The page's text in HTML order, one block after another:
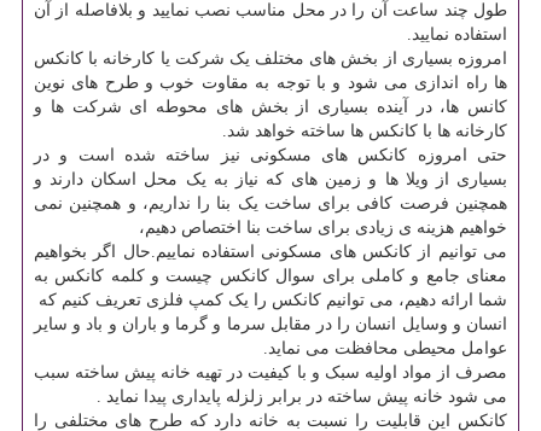
طول چند ساعت آن را در محل مناسب نصب نمایید و بلافاصله از آن
استفاده نمایید.
امروزه بسیاری از بخش های مختلف یک شرکت یا کارخانه با کانکس
ها راه اندازی می شود و با توجه به مقاوت خوب و طرح های نوین
کانس ها، در آینده بسیاری از بخش های محوطه ای شرکت ها و
کارخانه ها با کانکس ها ساخته خواهد شد.
حتی امروزه کانکس های مسکونی نیز ساخته شده است و در
بسیاری از ویلا ها و زمین های که نیاز به یک محل اسکان دارند و
همچنین فرصت کافی برای ساخت یک بنا را نداریم، و همچنین نمی
خواهیم هزینه ی زیادی برای ساخت بنا اختصاص دهیم،
می توانیم از کانکس های مسکونی استفاده نماییم.حال اگر بخواهیم
معنای جامع و کاملی برای سوال کانکس چیست و کلمه کانکس به
شما ارائه دهیم، می توانیم کانکس را یک کمپ فلزی تعریف کنیم که
انسان و وسایل انسان را در مقابل سرما و گرما و باران و باد و سایر
عوامل محیطی محافظت می نماید.
مصرف از مواد اولیه سبک و با کیفیت در تهیه خانه پیش ساخته سبب
می شود خانه پیش ساخته در برابر زلزله پایداری پیدا نماید .
کانکس این قابلیت را نسبت به خانه دارد که طرح های مختلفی را